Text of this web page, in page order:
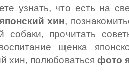
узнать, что есть на
хин,
собаки, прочитать
щенка
хин, полюбоваться фото